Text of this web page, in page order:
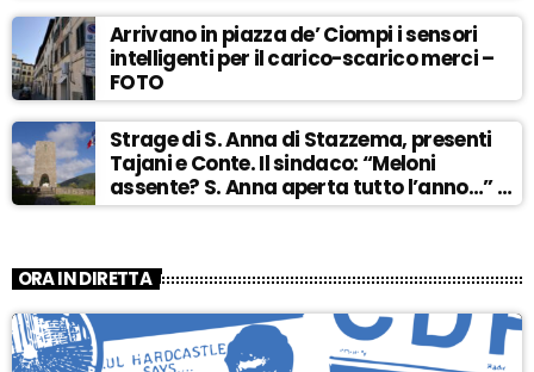
Arrivano in piazza de’ Ciompi i sensori
intelligenti per il carico-scarico merci –
FOTO
Strage di S. Anna di Stazzema, presenti
Tajani e Conte. Il sindaco: “Meloni
assente? S. Anna aperta tutto l’anno…” –
ASCOLTA
ORA IN DIRETTA